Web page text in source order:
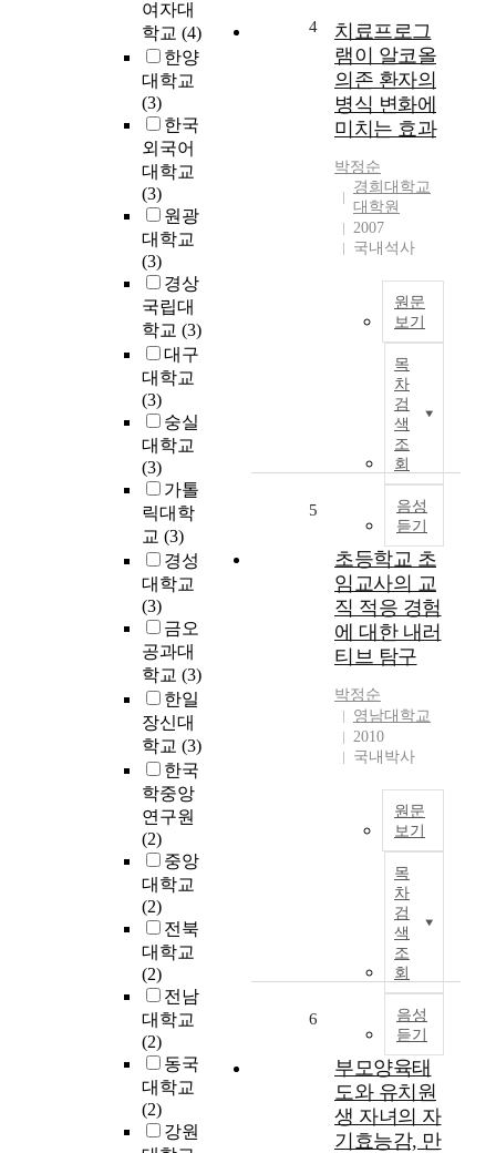
여자대
학교 (4)
한양
대학교
(3)
한국
외국어
대학교
(3)
원광
대학교
(3)
경상
국립대
학교 (3)
대구
대학교
(3)
숭실
대학교
(3)
가톨
릭대학
교 (3)
경성
대학교
(3)
금오
공과대
학교 (3)
한일
장신대
학교 (3)
한국
학중앙
연구원
(2)
중앙
대학교
(2)
전북
대학교
(2)
전남
대학교
(2)
동국
대학교
(2)
강원
4
치료프로그
램이 알코올
의존 환자의
병식 변화에
미치는 효과
박정순
경희대학교
대학원
2007
국내석사
원문
보기
목
차
검
색
조
회
음성
듣기
5
초등학교 초
임교사의 교
직 적응 경험
에 대한 내러
티브 탐구
박정순
영남대학교
2010
국내박사
원문
보기
목
차
검
색
조
회
음성
듣기
6
부모양육태
도와 유치원
생 자녀의 자
기효능감, 만